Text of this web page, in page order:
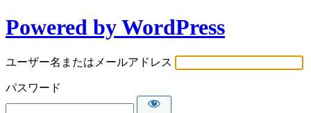
Powered by WordPress
ユーザー名またはメールアドレス
パスワード